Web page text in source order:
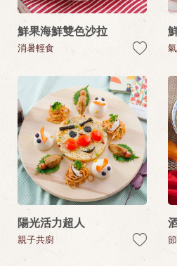
鮮果海鮮雙色沙拉
消暑輕食
陽光活力超人
親子共廚